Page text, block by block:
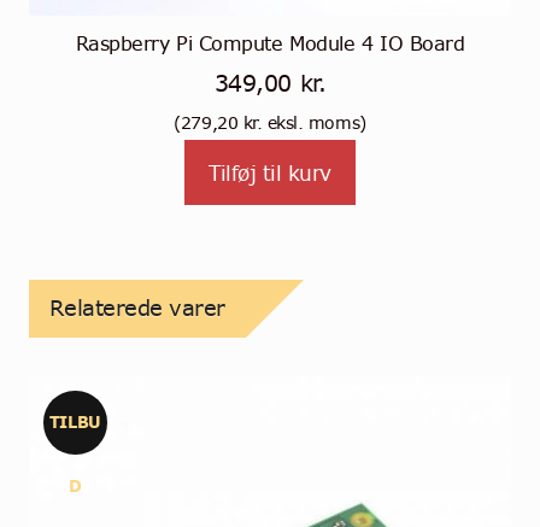
Raspberry Pi Compute Module 4 IO Board
349,00 kr.
(279,20 kr. eksl. moms)
Tilføj til kurv
Relaterede varer
TILBU
D